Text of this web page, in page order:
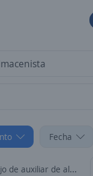
Fecha
de almacenista en Antioquia